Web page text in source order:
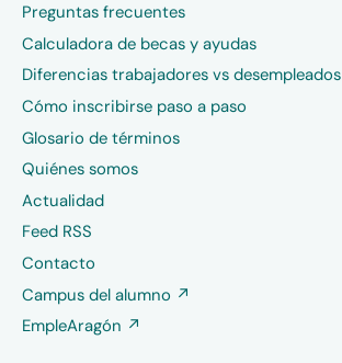
Preguntas frecuentes
Calculadora de becas y ayudas
Diferencias trabajadores vs desempleados
Cómo inscribirse paso a paso
Glosario de términos
Quiénes somos
Actualidad
Feed RSS
Contacto
Campus del alumno ↗
EmpleAragón ↗